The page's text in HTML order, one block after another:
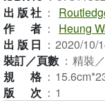
出版社 ：
作者 ： Heung
出版日 ： 2020/10/
裝訂／頁數 ： 精裝
規格 ：
版次 ： 1